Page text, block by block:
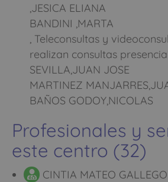
,JESICA ELIANA
BANDINI ,MARTA
, Teleconsultas y
realizan consultas
SEVILLA,JUAN JOSE
MARTINEZ
BAÑOS GODOY,NICOLAS
Profesionales y
este centro (32)
CINTIA MATEO